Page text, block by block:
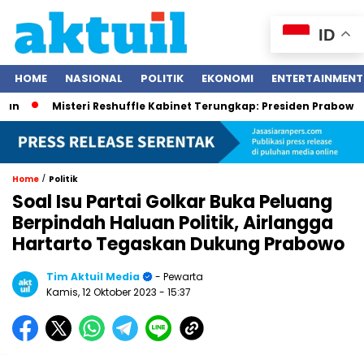
HOME NASIONAL POLITIK EKONOMI ENTERTAINMENT
Misteri Reshuffle Kabinet Terungkap: Presiden Prabowo
Home / Politik
Soal Isu Partai Golkar Buka Peluang
Berpindah Haluan Politik, Airlangga
Hartarto Tegaskan Dukung Prabowo
Tim Aktuil Media
- Pewarta
Kamis, 12 Oktober 2023 - 15:37
ID